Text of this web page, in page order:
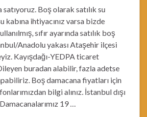
Boş olarak satılık su
kabına ihtiyacınız varsa bizde
sıfır ayarında satılık boş
Anadolu yakası Ataşehir ilçesi
Kayışdağı-YEDPA ticaret
buradan alabilir, fazla adetse
Boş damacana fiyatları için
bilgi alınız. İstanbul dışı
19 …